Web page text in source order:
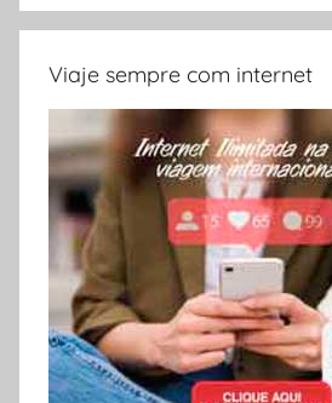
Viaje sempre com internet